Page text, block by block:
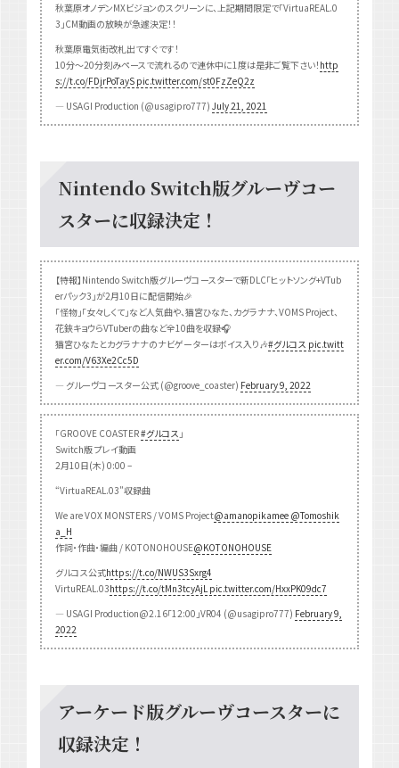
秋葉原オノデンMXビジョンのスクリーンに、上記期間限定で「VirtuaREAL.0
3」CM動画の放映が急遽決定！！
秋葉原電気街改札出てすぐです！
10分〜20分刻みペースで流れるので連休中に1度は是非ご覧下さい！ http
s://t.co/FDjrPoTayS pic.twitter.com/st0FzZeQ2z
— USAGI Production (@usagipro777) July 21, 2021
Nintendo Switch版グルーヴコー
スターに収録決定！
【特報】Nintendo Switch版グルーヴコースターで新DLC「ヒットソング+VTub
erパック3」が2月10日に配信開始🎉
「怪物」「女々しくて」など人気曲や、猫宮ひなた、カグラナナ、VOMS Project、
花鋏キョウらVTuberの曲など全10曲を収録🎧
猫宮ひなたとカグラナナのナビゲーターはボイス入り🎶#グルコス pic.twitt
er.com/V63Xe2Cc5D
— グルーヴコースター公式 (@groove_coaster) February 9, 2022
「GROOVE COASTER#グルコス 」
Switch版 プレイ動画
2月10日(木) 0:00 –
“VirtuaREAL.03”収録曲
We are VOX MONSTERS / VOMS Project@amanopikamee @Tomoshik
a_H
作詞・作曲・編曲 / KOTONOHOUSE@KOTONOHOUSE
グルコス公式https://t.co/NWUS3Sxrg4
VirtuREAL.03https://t.co/tMn3tcyAjL pic.twitter.com/HxxPK09dc7
— USAGI Production@2.16「12:00」VR04 (@usagipro777) February 9,
2022
アーケード版グルーヴコースターに
収録決定！